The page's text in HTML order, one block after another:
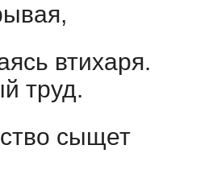
втихаря.
труд.
сыщет